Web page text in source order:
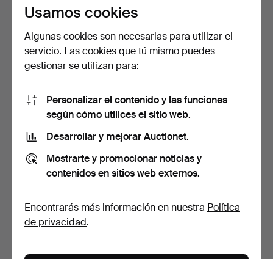
CUCHARAS 12 piezas,
plata, peso aprox. 133…
Subastado 3 jul 2026
158 USD
CUCHARAS 22 piezas,
Subastado 3 jul 2026
305 USD
Usamos cookies
Algunas cookies son necesarias para utilizar el
servicio. Las cookies que tú mismo puedes
gestionar se utilizan para:
Personalizar el contenido y las funciones
según cómo utilices el sitio web.
Desarrollar y mejorar Auctionet.
Mostrarte y promocionar noticias y
contenidos en sitios web externos.
Encontrarás más información en nuestra Política
de privacidad.